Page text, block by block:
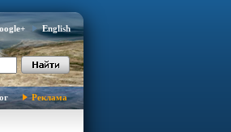
English
Реклама